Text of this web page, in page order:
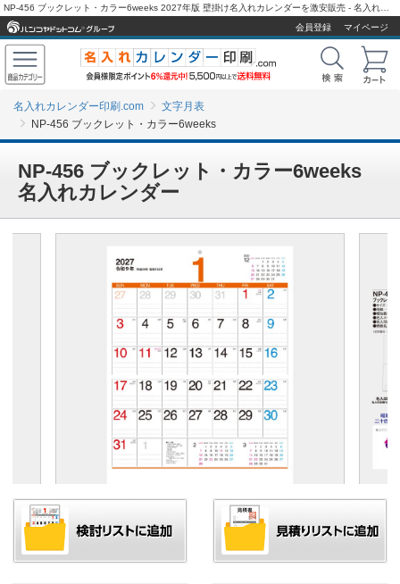
会員登録
マイページ
名入れカレンダー印刷.com
文字月表
NP-456 ブックレット・カラー6weeks
NP-456 ブックレット・カラー6weeks
名入れカレンダー